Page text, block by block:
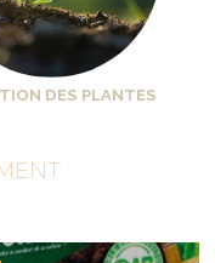
DES PLANTES